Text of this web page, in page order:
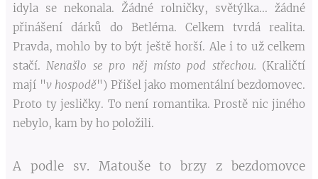
idyla se nekonala. Žádné rolničky, světýlka... žádné
přinášení dárků do Betléma. Celkem tvrdá realita.
Pravda, mohlo by to být ještě horší. Ale i to už celkem
stačí.Nenašlo se pro něj místo pod střechou. (Kraličtí
mají "v hospodě") Přišel jako momentální bezdomovec.
Proto ty jesličky. To není romantika. Prostě nic jiného
nebylo, kam by ho položili.
A podle sv. Matouše to brzy z bezdomovce